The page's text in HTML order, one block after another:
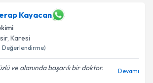
Kayacan
, Karesi
Değerlendirme)
ve alanında başarılı bir doktor.
Devamı